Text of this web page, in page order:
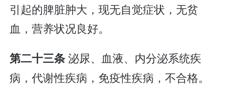
引起的脾脏肿大，现无自觉症状，无贫
血，营养状况良好。
第二十三条泌尿、血液、内分泌系统疾
病，代谢性疾病，免疫性疾病，不合格。